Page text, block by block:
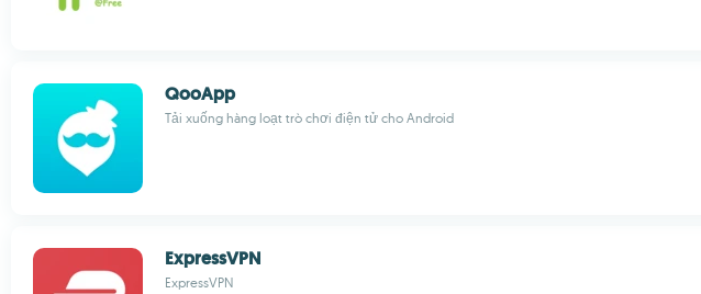
QooApp
Tải xuống hàng loạt trò chơi điện tử cho Android
ExpressVPN
ExpressVPN